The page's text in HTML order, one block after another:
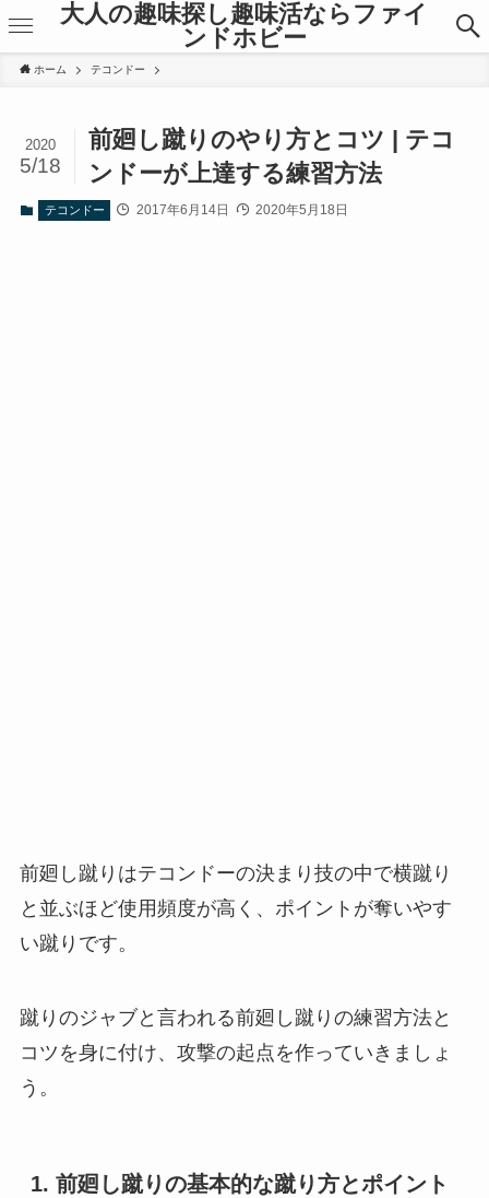
大人の趣味探し趣味活ならファイ
ンドホビー
ホーム テコンドー
前廻し蹴りのやり方とコツ | テコ
ンドーが上達する練習方法
2020
5/18
テコンドー 2017年6月14日 2020年5月18日
前廻し蹴りはテコンドーの決まり技の中で横蹴り
と並ぶほど使用頻度が高く、ポイントが奪いやす
い蹴りです。
蹴りのジャブと言われる前廻し蹴りの練習方法と
コツを身に付け、攻撃の起点を作っていきましょ
う。
1. 前廻し蹴りの基本的な蹴り方とポイント